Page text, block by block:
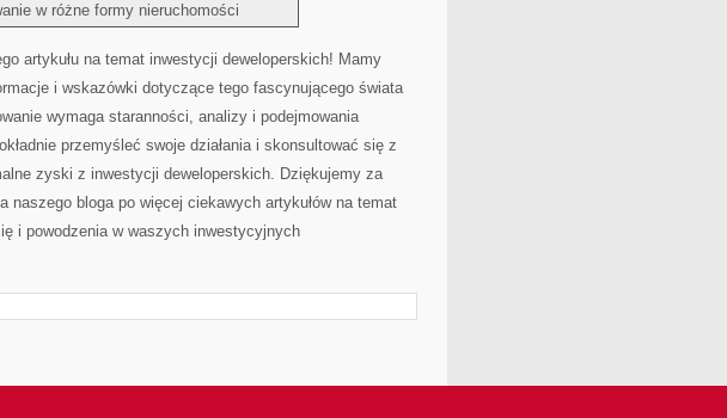
⁤w różne formy nieruchomości
artykułu na temat inwestycji deweloperskich! Mamy
i wskazówki dotyczące tego fascynującego‌ świata
wymaga staranności, analizy i ⁣podejmowania
przemyśleć swoje działania i skonsultować się z‍
zyski z ⁢inwestycji deweloperskich. Dziękujemy za
naszego bloga po więcej ⁢ciekawych artykułów na temat
i powodzenia w waszych inwestycyjnych